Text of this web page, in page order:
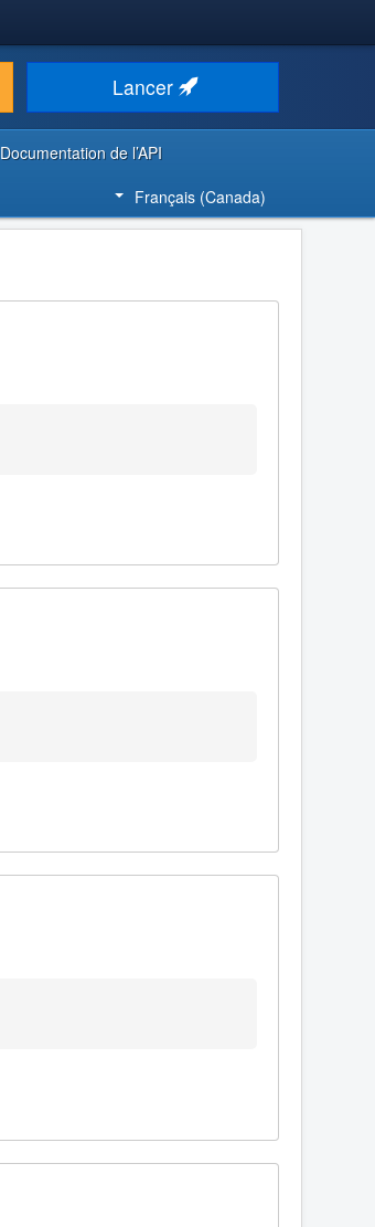
Lancer
Documentation de l’API
Français (Canada)